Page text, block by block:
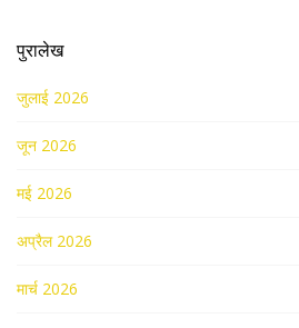
पुरालेख
जुलाई 2026
जून 2026
मई 2026
अप्रैल 2026
मार्च 2026